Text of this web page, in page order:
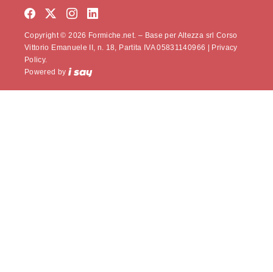
Copyright © 2026 Formiche.net. – Base per Altezza srl Corso
Vittorio Emanuele II, n. 18, Partita IVA 05831140966 |
Privacy
Policy.
Powered by